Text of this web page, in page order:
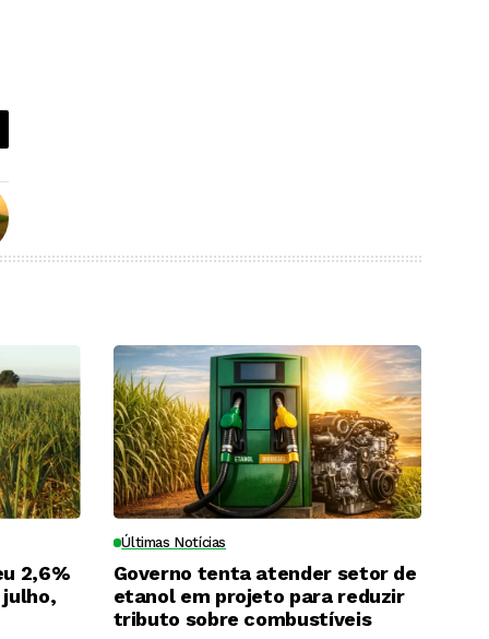
2,6%
julho,
Últimas Notícias
Governo tenta atender setor de
etanol em projeto para reduzir
tributo sobre combustíveis